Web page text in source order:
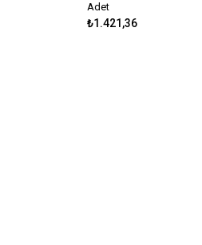
Adet
₺1.421,36